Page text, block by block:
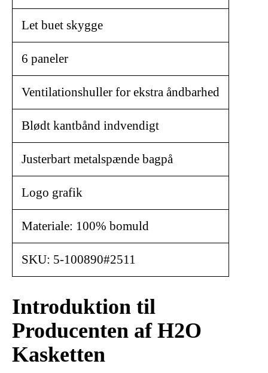
Let buet skygge
6 paneler
Ventilationshuller for ekstra åndbarhed
Blødt kantbånd indvendigt
Justerbart metalspænde bagpå
Logo grafik
Materiale: 100% bomuld
SKU: 5-100890#2511
Introduktion til
Producenten af H2O
Kasketten